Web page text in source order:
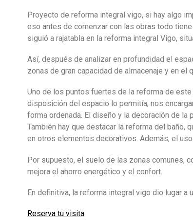
Proyecto de reforma integral vigo, si hay algo
eso antes de comenzar con las obras todo
siguió a rajatabla en la reforma integral Vigo,
Así, después de analizar en profundidad el
zonas de gran capacidad de almacenaje y en
Uno de los puntos fuertes de la reforma de
disposición del espacio lo permitía, nos
forma ordenada. El diseño y la decoración de
También hay que destacar la reforma del baño,
en otros elementos decorativos. Además, el
Por supuesto, el suelo de las zonas comunes,
mejora el ahorro energético y el confort.
En definitiva, la reforma integral vigo dio lugar a
Reserva tu visita